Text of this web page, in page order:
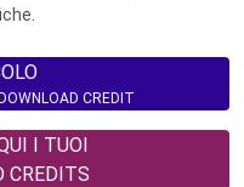
CREDIT
I TUOI
CREDITS